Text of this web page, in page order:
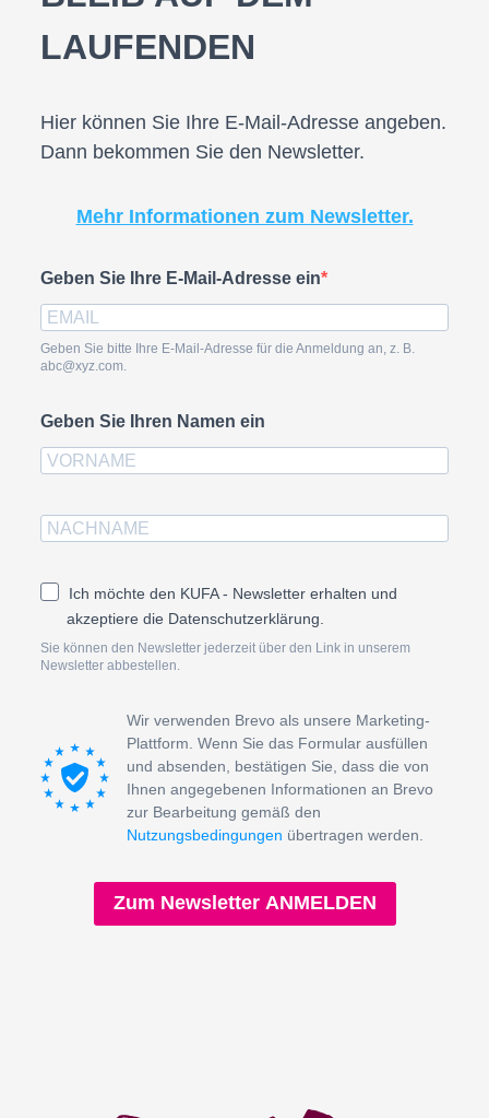
LAUFENDEN
Hier können Sie Ihre E-Mail-Adresse angeben.
Dann bekommen Sie den Newsletter.
Mehr Informationen zum Newsletter.
Geben Sie Ihre E-Mail-Adresse ein
Geben Sie bitte Ihre E-Mail-Adresse für die Anmeldung an, z. B.
abc@xyz.com.
Geben Sie Ihren Namen ein
Ich möchte den KUFA - Newsletter erhalten und
akzeptiere die Datenschutzerklärung.
Sie können den Newsletter jederzeit über den Link in unserem
Newsletter abbestellen.
Wir verwenden Brevo als unsere Marketing-
Plattform. Wenn Sie das Formular ausfüllen
und absenden, bestätigen Sie, dass die von
Ihnen angegebenen Informationen an Brevo
zur Bearbeitung gemäß den
Nutzungsbedingungen übertragen werden.
Zum Newsletter ANMELDEN